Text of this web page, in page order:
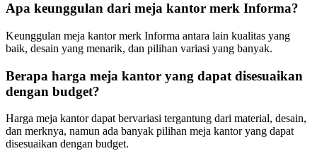
Apa keunggulan dari meja kantor merk Informa?
Keunggulan meja kantor merk Informa antara lain kualitas yang
baik, desain yang menarik, dan pilihan variasi yang banyak.
Berapa harga meja kantor yang dapat disesuaikan
dengan budget?
Harga meja kantor dapat bervariasi tergantung dari material, desain,
dan merknya, namun ada banyak pilihan meja kantor yang dapat
disesuaikan dengan budget.